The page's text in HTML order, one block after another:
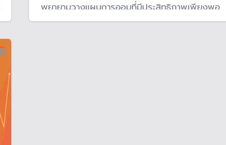
พยายามวางแผนการออมที่มีประสิทธิภาพเพียงพอ
สำหรับบั้นปลายชีวิต